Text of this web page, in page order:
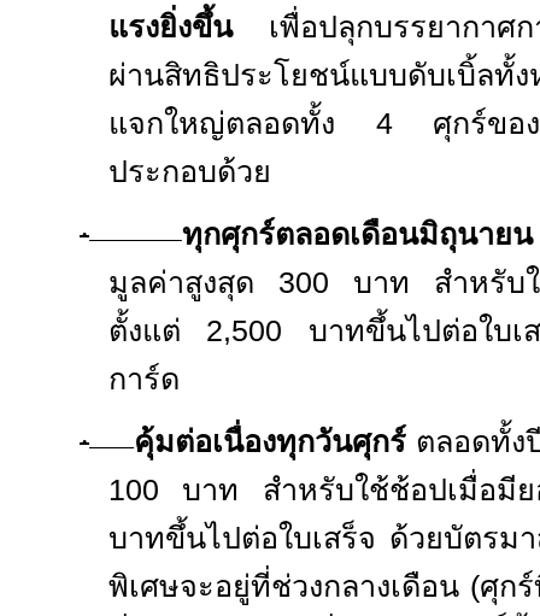
แรงยิ่งขึ้น เพื่อปลุกบรรยากาศ
ผ่านสิทธิประโยชน์แบบดับเบิ้ลทั้
แจกใหญ่ตลอดทั้ง 4 ศุกร์ข
ประกอบด้วย
·
ทุกศุกร์ตลอดเดือนมิถุนาย
มูลค่าสูงสุด 300 บาท สำหรับใ
ตั้งแต่ 2,500 บาทขึ้นไปต่อใบเ
การ์ด
·
คุ้มต่อเนื่องทุกวันศุกร์ ตลอดทั้
100 บาท สำหรับใช้ช้อปเมื่อมี
บาทขึ้นไปต่อใบเสร็จ ด้วยบัตรม
พิเศษจะอยู่ที่ช่วงกลางเดือน (ศุก